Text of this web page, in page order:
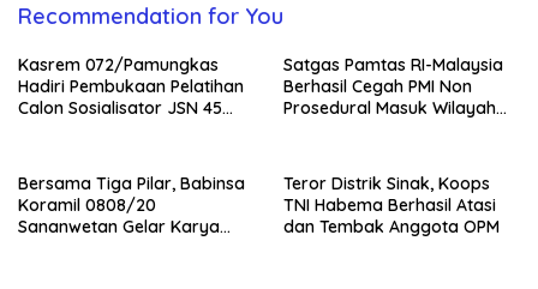
Recommendation for You
Kasrem 072/Pamungkas
Hadiri Pembukaan Pelatihan
Calon Sosialisator JSN 45
Satgas Pamtas RI-Malaysia
Berhasil Cegah PMI Non
Prosedural Masuk Wilayah
Bersama Tiga Pilar, Babinsa
Koramil 0808/20
Sananwetan Gelar Karya
Teror Distrik Sinak, Koops
TNI Habema Berhasil Atasi
dan Tembak Anggota OPM